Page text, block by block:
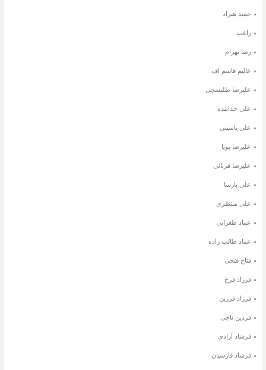
حمید هیراد
راغب
رضا بهرام
عالیم قاسم اف
علیرضا طلیسچی
علی خدابنده
علی یاسینی
علیرضا پویا
علیرضا قربانی
علی پارسا
علی منتظری
عماد طغرایی
عماد طالب زاده
فتاح فتحی
فرزاد فرخ
فرزاد فرزین
فردین ناجی
فرشاد آزادی
فرشاد فارسیان